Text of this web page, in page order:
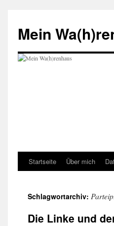
springen
Mein
Startseite Über mich
Schlagwortarchiv:
Die Linke und